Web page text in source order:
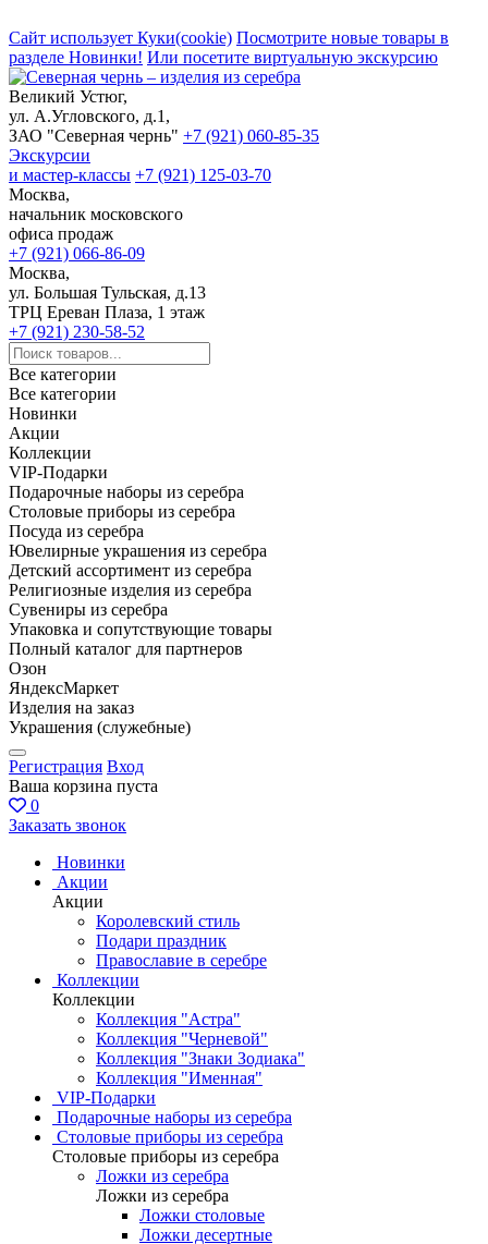
Сайт использует Куки(cookie) Посмотрите новые товары в
разделе Новинки! Или посетите виртуальную экскурсию
Великий Устюг,
ул. А.Угловского, д.1,
ЗАО "Северная чернь" +7 (921) 060-85-35
Экскурсии
и мастер-классы +7 (921) 125-03-70
Москва,
начальник московского
офиса продаж
+7 (921) 066-86-09
Москва,
ул. Большая Тульская, д.13
ТРЦ Ереван Плаза, 1 этаж
+7 (921) 230-58-52
Все категории
Все категории
Новинки
Акции
Коллекции
VIP-Подарки
Подарочные наборы из серебра
Столовые приборы из серебра
Посуда из серебра
Ювелирные украшения из серебра
Детский ассортимент из серебра
Религиозные изделия из серебра
Сувениры из серебра
Упаковка и сопутствующие товары
Полный каталог для партнеров
Озон
ЯндексМаркет
Изделия на заказ
Украшения (служебные)
Регистрация Вход
Ваша корзина пуста
0
Заказать звонок
Новинки
Акции
Акции
Королевский стиль
Подари праздник
Православие в серебре
Коллекции
Коллекции
Коллекция "Астра"
Коллекция "Черневой"
Коллекция "Знаки Зодиака"
Коллекция "Именная"
VIP-Подарки
Подарочные наборы из серебра
Столовые приборы из серебра
Столовые приборы из серебра
Ложки из серебра
Ложки из серебра
Ложки столовые
Ложки десертные